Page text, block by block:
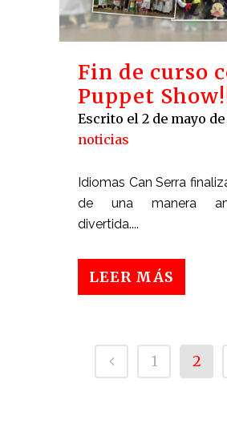
Fin de curso
Puppet
Escrito el 2 de mayo de
noticias
Idiomas Can Serra
de una manera
divertida....
LEER MÁS
1 2